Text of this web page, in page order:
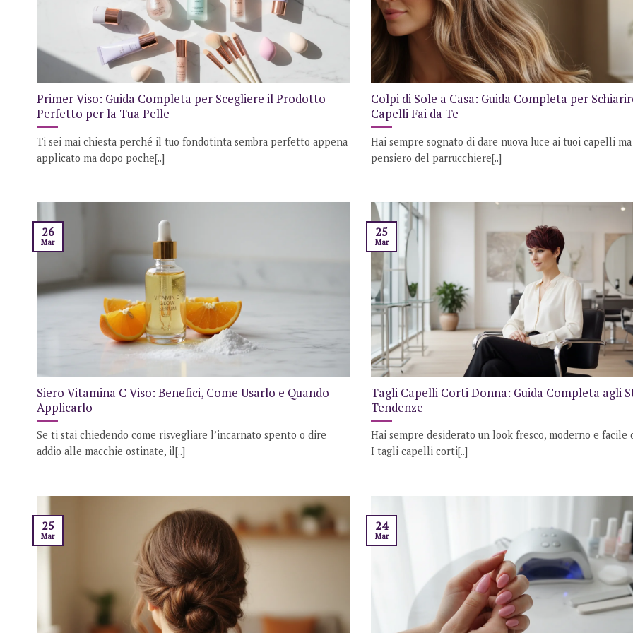
Primer Viso: Guida Completa per Scegliere il Prodotto
Perfetto per la Tua Pelle
Ti sei mai chiesta perché il tuo fondotinta sembra perfetto appena
applicato ma dopo poche[..]
Colpi di Sole a Casa: Guida Completa per
Capelli Fai da Te
Hai sempre sognato di dare nuova luce ai tuoi capelli
pensiero del parrucchiere[..]
Siero Vitamina C Viso: Benefici, Come Usarlo e Quando
Applicarlo
Se ti stai chiedendo come risvegliare l’incarnato spento o dire
addio alle macchie ostinate, il[..]
26
Mar
Tagli Capelli Corti Donna: Guida Completa agli
Tendenze
Hai sempre desiderato un look fresco, moderno e facile
I tagli capelli corti[..]
25
Mar
25
Mar
24
Mar